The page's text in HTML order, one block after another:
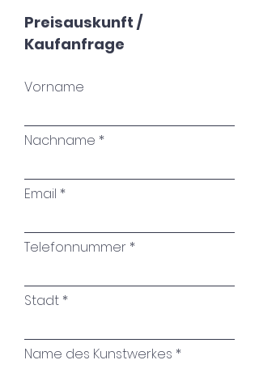
Preisauskunft /
Kaufanfrage
Vorname
Nachname
Email
Telefonnummer
Stadt
Name des Kunstwerkes